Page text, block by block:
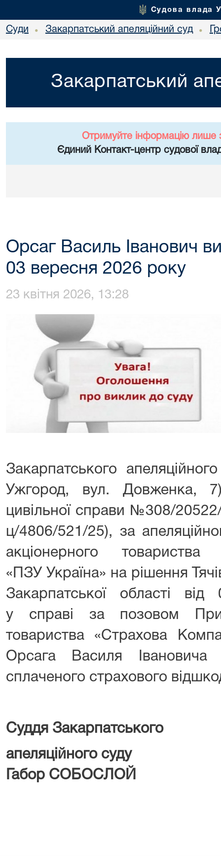
Судова влада
Суди • Закарпатський апеляційний суд •
Закарпатський
Отримуйте інформацію лише
Єдиний Контакт-центр судової
Орсаг Василь Іванович
03 вересня 2026 року
23 квітня 2026, 13:28
Закарпатського
Ужгород, вул. Довженка, 7)
цивільної справи №308/
ц/4806/521/25), за
акціонерного
«ПЗУ Україна» на рішення
Закарпатської області
у справі за позовом
товариства «Страхова
Орсага Василя
сплаченого страхового
Суддя Закарпатського
Габор СОБОСЛОЙ